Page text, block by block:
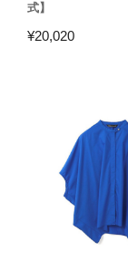
式】
¥20,020